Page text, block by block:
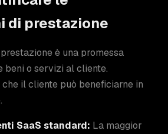
di prestazione
è una promessa
beni o servizi al cliente.
il cliente può beneficiarne in
SaaS standard: La maggior